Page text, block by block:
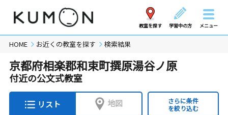
教室を探す 学習中の方 メニュー
HOME お近くの教室を探す 検索結果
京都府相楽郡和束町撰原湯谷ノ原
付近の公文式教室
リスト 地図
さらに条件
を絞り込む